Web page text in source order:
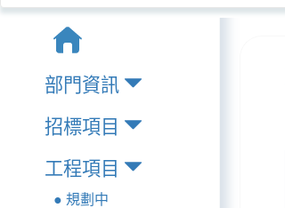
部門資訊
招標項目
工程項目
● 規劃中